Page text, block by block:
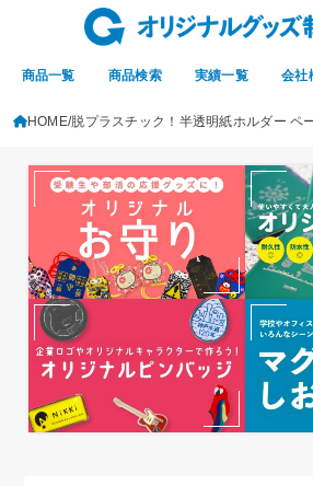
商品一覧 商品検索 実績一覧 会社
HOME 脱プラスチック！半透明紙ホルダー ペ